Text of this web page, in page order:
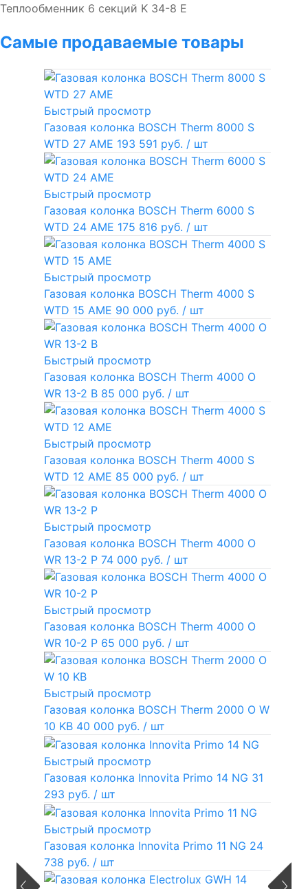
Теплообменник 6 секций K 34-8 E
Самые продаваемые товары
Быстрый просмотр
Газовая колонка BOSCH Therm 8000 S
WTD 27 AME 193 591 руб. / шт
Быстрый просмотр
Газовая колонка BOSCH Therm 6000 S
WTD 24 AME 175 816 руб. / шт
Быстрый просмотр
Газовая колонка BOSCH Therm 4000 S
WTD 15 AME 90 000 руб. / шт
Быстрый просмотр
Газовая колонка BOSCH Therm 4000 O
WR 13-2 В 85 000 руб. / шт
Быстрый просмотр
Газовая колонка BOSCH Therm 4000 S
WTD 12 AME 85 000 руб. / шт
Быстрый просмотр
Газовая колонка BOSCH Therm 4000 O
WR 13-2 P 74 000 руб. / шт
Быстрый просмотр
Газовая колонка BOSCH Therm 4000 O
WR 10-2 P 65 000 руб. / шт
Быстрый просмотр
Газовая колонка BOSCH Therm 2000 O W
10 KB 40 000 руб. / шт
Быстрый просмотр
Газовая колонка Innovita Primo 14 NG 31
293 руб. / шт
Быстрый просмотр
Газовая колонка Innovita Primo 11 NG 24
738 руб. / шт